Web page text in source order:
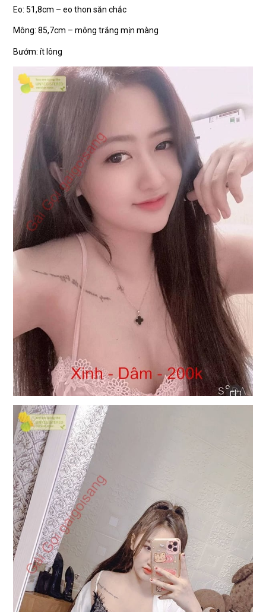
Eo: 51,8cm – eo thon săn chắc
Mông: 85,7cm – mông trắng mịn màng
Bướm: ít lông